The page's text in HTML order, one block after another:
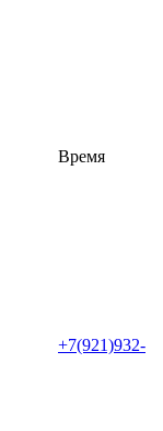
Время
+7(921)932-